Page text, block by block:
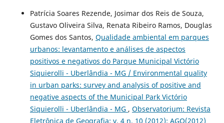
Patrícia Soares Rezende, Josimar dos Reis de Souza,
Gustavo Oliveira Silva, Renata Ribeiro Ramos, Douglas
Gomes dos Santos, Qualidade ambiental em parques
urbanos: levantamento e análises de aspectos
positivos e negativos do Parque Municipal Victório
Siquierolli - Uberlândia - MG / Environmental quality
in urban parks: survey and analysis of positive and
negative aspects of the Municipal Park Victório
Siquierolli - Uberlândia - MG , Observatorium: Revista
Eletrônica de Geografia: v. 4 n. 10 (2012): AGO(2012)